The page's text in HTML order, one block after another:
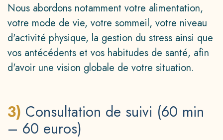
Nous abordons notamment votre alimentation,
votre mode de vie, votre sommeil, votre niveau
d'activité physique, la gestion du stress ainsi que
vos antécédents et vos habitudes de santé, afin
d'avoir une vision globale de votre situation.
3) Consultation de suivi (60 min
– 60 euros)